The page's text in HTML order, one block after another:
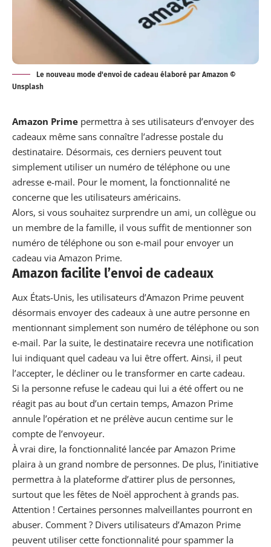
Le nouveau mode d'envoi de cadeau élaboré par Amazon ©
Unsplash
Amazon Prime permettra à ses utilisateurs d’envoyer des
cadeaux même sans connaître l’adresse postale du
destinataire. Désormais, ces derniers peuvent tout
simplement utiliser un numéro de téléphone ou une
adresse e-mail. Pour le moment, la fonctionnalité ne
concerne que les utilisateurs américains.
Alors, si vous souhaitez surprendre un ami, un collègue ou
un membre de la famille, il vous suffit de mentionner son
numéro de téléphone ou son e-mail pour envoyer un
cadeau via Amazon Prime.
Amazon facilite l’envoi de cadeaux
Aux États-Unis, les utilisateurs d’Amazon Prime peuvent
désormais envoyer des cadeaux à une autre personne en
mentionnant simplement son numéro de téléphone ou son
e-mail. Par la suite, le destinataire recevra une notification
lui indiquant quel cadeau va lui être offert. Ainsi, il peut
l’accepter, le décliner ou le transformer en carte cadeau.
Si la personne refuse le cadeau qui lui a été offert ou ne
réagit pas au bout d’un certain temps, Amazon Prime
annule l’opération et ne prélève aucun centime sur le
compte de l’envoyeur.
À vrai dire, la fonctionnalité lancée par Amazon Prime
plaira à un grand nombre de personnes. De plus, l’initiative
permettra à la plateforme d’attirer plus de personnes,
surtout que les fêtes de Noël approchent à grands pas.
Attention ! Certaines personnes malveillantes pourront en
abuser. Comment ? Divers utilisateurs d’Amazon Prime
peuvent utiliser cette fonctionnalité pour spammer la